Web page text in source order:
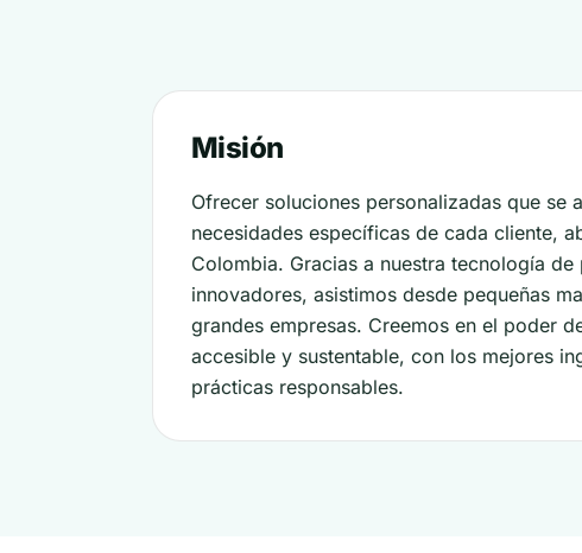
Misión
Ofrecer soluciones personalizadas que se
necesidades específicas de cada cliente,
Colombia. Gracias a nuestra tecnología
innovadores, asistimos desde pequeñas
grandes empresas. Creemos en el poder
accesible y sustentable, con los mejores
prácticas responsables.